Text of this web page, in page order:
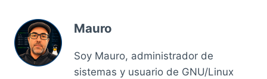
Mauro
Soy Mauro, administrador de
sistemas y usuario de GNU/Linux